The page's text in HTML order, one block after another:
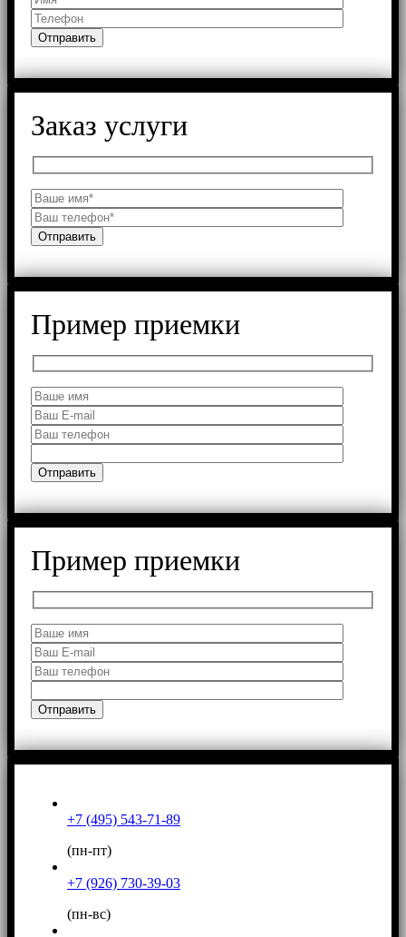
Заказ услуги
Пример приемки
Пример приемки
+7 (495) 543-71-89
(пн-пт)
+7 (926) 730-39-03
(пн-вс)